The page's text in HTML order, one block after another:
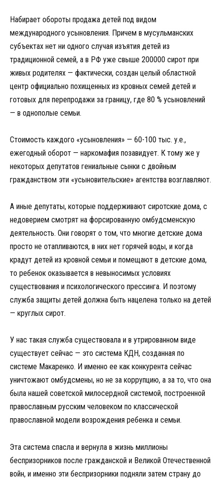
Набирает обороты продажа детей под видом
международного усыновления. Причем в мусульманских
субъектах нет ни одного случая изъятия детей из
традиционной семей, а в РФ уже свыше 200000 сирот при
живых родителях — фактически, создан целый областной
центр официально похищенных из кровных семей детей и
готовых для перепродажи за границу, где 80 % усыновлений
— в однополые семьи.
Стоимость каждого «усыновления» — 60-100 тыс. у.е.,
ежегодный оборот — наркомафия позавидует. К тому же у
некоторых депутатов гениальные сынки с двойным
гражданством эти «усыновительские» агентства возглавляют.
А иные депутаты, которые поддерживают сиротские дома, с
недоверием смотрят на форсированную омбудсменскую
деятельность. Они говорят о том, что многие детские дома
просто не отапливаются, в них нет горячей воды, и когда
крадут детей из кровной семьи и помещают в детские дома,
то ребенок оказывается в невыносимых условиях
существования и психологического прессинга. И поэтому
служба защиты детей должна быть нацелена только на детей
— круглых сирот.
У нас такая служба существовала и в утрированном виде
существует сейчас — это система КДН, созданная по
системе Макаренко. И именно ее как конкурента сейчас
уничтожают омбудсмены, но не за коррупцию, а за то, что она
была нашей советской милосердной системой, построенной
православным русским человеком по классической
православной модели возрождения ребенка и семьи.
Эта система спасла и вернула в жизнь миллионы
беспризорников после гражданской и Великой Отечественной
войн, и именно эти беспризорники подняли затем страну до